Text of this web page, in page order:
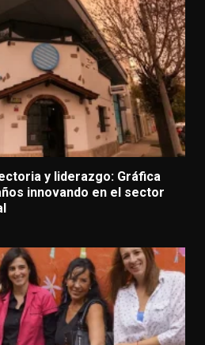
y liderazgo: Gráfica
innovando en el sector